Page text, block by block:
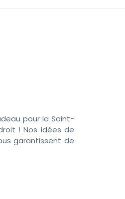
pour la Saint-
! Nos idées de
garantissent de